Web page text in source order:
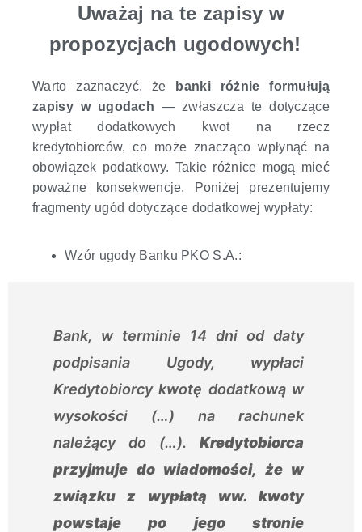
Uważaj na te zapisy w
propozycjach ugodowych!
Warto zaznaczyć, że
banki różnie formułują
zapisy w ugodach — zwłaszcza te dotyczące
wypłat dodatkowych kwot na rzecz
kredytobiorców, co może znacząco wpłynąć na
obowiązek podatkowy. Takie różnice mogą mieć
poważne konsekwencje. Poniżej prezentujemy
fragmenty ugód dotyczące dodatkowej wypłaty:
Wzór ugody Banku PKO S.A.:
Bank, w terminie 14 dni od daty
podpisania Ugody, wypłaci
Kredytobiorcy kwotę dodatkową w
wysokości (…) na rachunek
należący do (…). Kredytobiorca
przyjmuje do wiadomości, że w
związku z wypłatą ww. kwoty
powstaje po jego stronie